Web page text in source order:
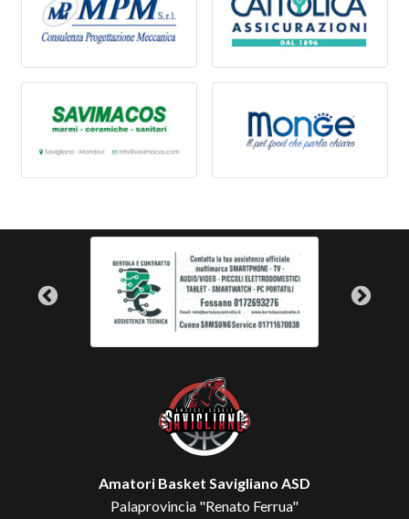
Amatori Basket Savigliano ASD
Palaprovincia "Renato Ferrua"